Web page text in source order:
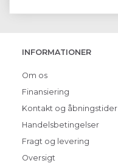
INFORMATIONER
Om os
Finansiering
Kontakt og åbningstider
Handelsbetingelser
Fragt og levering
Oversigt